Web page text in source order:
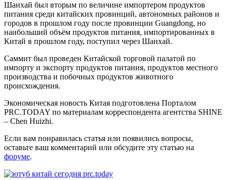
Шанхай был вторым по величине импортером продуктов
питания среди китайских провинций, автономных районов и
городов в прошлом году после провинции Guangdong, но
наибольший объём продуктов питания, импортированных в
Китай в прошлом году, поступил через Шанхай.
Саммит был проведен Китайской торговой палатой по
импорту и экспорту продуктов питания, продуктов местного
производства и побочных продуктов животного
происхождения.
Экономическая новость Китая подготовлена Порталом
PRC.TODAY по материалам корреспондента агентства SHINE
– Chen Huizhi.
Если вам понравилась статья или появились вопросы,
оставьте ваш комментарий или обсудите эту статью на
форуме.